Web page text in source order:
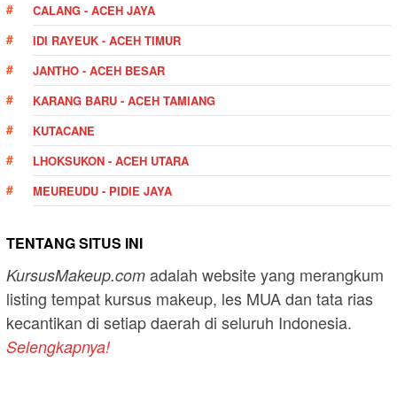
CALANG - ACEH JAYA
IDI RAYEUK - ACEH TIMUR
JANTHO - ACEH BESAR
KARANG BARU - ACEH TAMIANG
KUTACANE
LHOKSUKON - ACEH UTARA
MEUREUDU - PIDIE JAYA
TENTANG SITUS INI
KursusMakeup.com adalah website yang merangkum
listing tempat kursus makeup, les MUA dan tata rias
kecantikan di setiap daerah di seluruh Indonesia.
Selengkapnya!